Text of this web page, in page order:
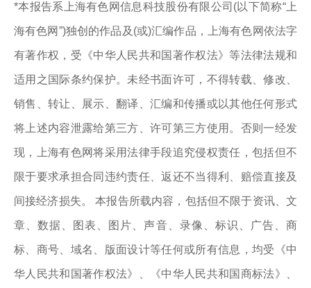
*本报告系上海有色网信息科技股份有限公司(以下简称“上
海有色网”)独创的作品及(或)汇编作品，上海有色网依法字
有著作权，受《中华人民共和国著作权法》等法律法规和
适用之国际条约保护。未经书面许可，不得转载、修改、
销售、转让、展示、翻译、汇编和传播或以其他任何形式
将上述内容泄露给第三方、许可第三方使用。否则一经发
现，上海有色网将采用法律手段追究侵权责任，包括但不
限于要求承担合同违约责任、返还不当得利、赔偿直接及
间接经济损失。 本报告所载内容，包括但不限于资讯、文
章、数据、图表、图片、声音、录像、标识、广告、商
标、商号、域名、版面设计等任何或所有信息，均受《中
华人民共和国著作权法》、《中华人民共和国商标法》、